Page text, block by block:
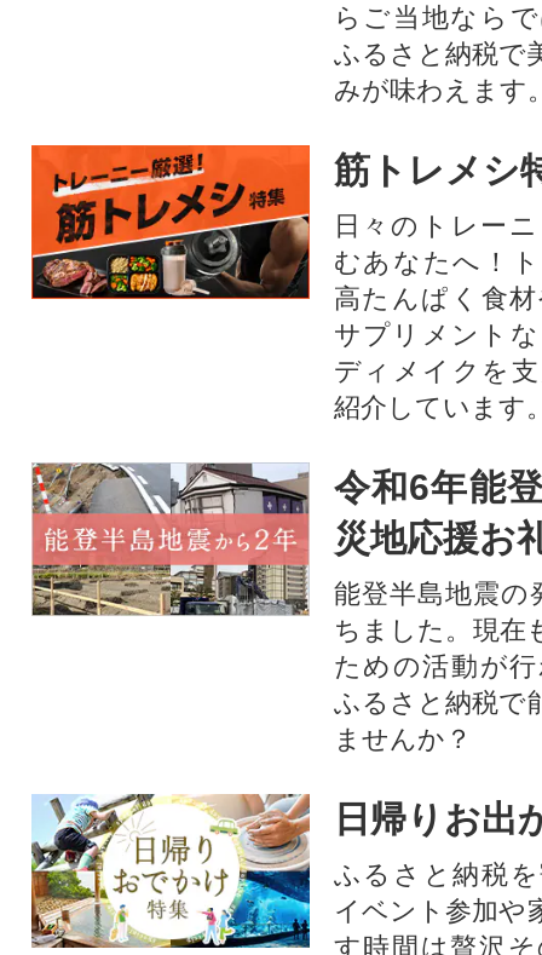
らご当地なら
ふるさと納税で
みが味わえます
筋トレメシ
日々のトレー
むあなたへ！
高たんぱく食
サプリメント
ディメイクを
紹介しています
令和6年能
災地応援お
能登半島地震の
ちました。現在
ための活動が
ふるさと納税で
ませんか？
日帰りお出
ふるさと納税
イベント参加や
す時間は贅沢